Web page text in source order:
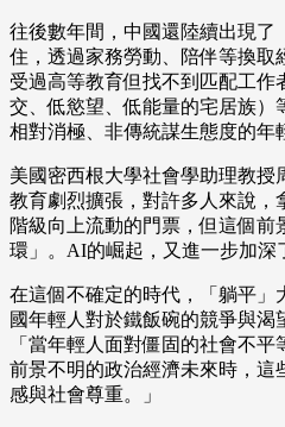
往後數年間，中國還陸續出現了
住，透過家務勞動、陪伴等換取
受過高等教育但找不到匹配工作
交、低慾望、低能量的宅居族）
相對消極、非傳統謀生態度的年
美國密西根大學社會學助理教
教育劇烈擴張，對許多人來說，
階級向上流動的門票，但這個前
環」。AI的崛起，又進一步加深
在這個不確定的時代，「躺平」
國年輕人對於鐵飯碗的競爭與
「當年輕人面對僵固的社會不
前景不明的政治經濟未來時，這
感與社會尊重。」